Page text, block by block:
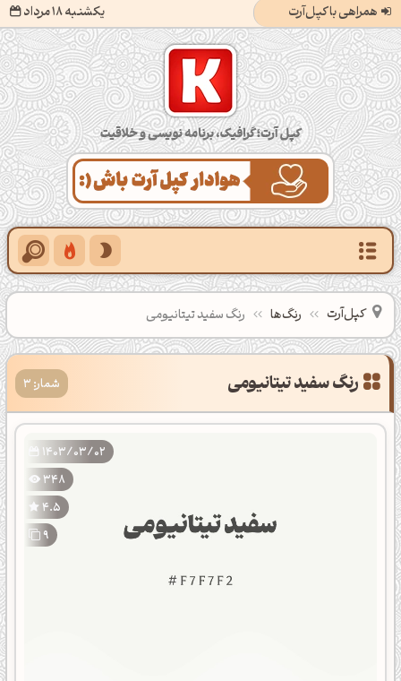
همراهی با کپل‌آرت یکشنبه 18 مرداد
کپل‌آرت؛ گرافیک، برنامه‌نویسی و خلاقیت
کپل‌آرت رنگ‌ها رنگ سفید تیتانیومی
شمار: 3
1403/03/02
348
4.5
9